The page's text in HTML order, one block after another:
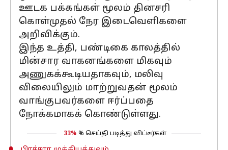
ஊடக பக்கங்கள் மூலம் தினசரி
கொள்முதல் நேர இடைவெளிகளை
அறிவிக்கும்.
இந்த உத்தி, பண்டிகை காலத்தில்
மின்சார வாகனங்களை மிகவும்
அணுகக்கூடியதாகவும், மலிவு
விலையிலும் மாற்றுவதன் மூலம்
வாங்குபவர்களை ஈர்ப்பதை
நோக்கமாகக் கொண்டுள்ளது.
33% % செய்தி படித்து விட்டீர்கள்